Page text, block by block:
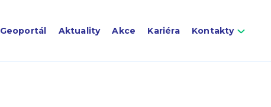
Geoportál Aktuality Akce Kariéra Kontakty